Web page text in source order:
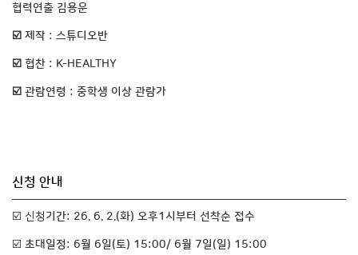
협력연출 김용운
☑️ 제작 : 스튜디오반
☑️ 협찬 : K-HEALTHY
☑️ 관람연령 : 중학생 이상 관람가
신청 안내
☑️ 신청기간: 26. 6. 2.(화) 오후1시부터 선착순 접수
☑️ 초대일정: 6월 6일(토) 15:00/ 6월 7일(일) 15:00